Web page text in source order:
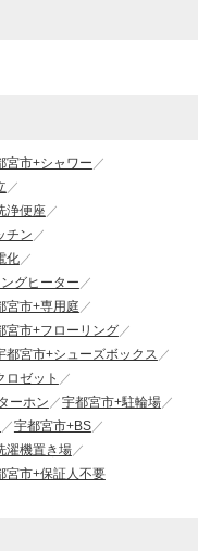
宮市+シャワー
浄便座
チン
化
グヒーター
宮市+専用庭
宮市+フローリング
都宮市+シューズボックス
ロゼット
ーホン
宇都宮市+駐輪場
宇都宮市+BS
濯機置き場
宮市+保証人不要